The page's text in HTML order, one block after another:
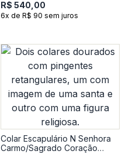
R$ 540,00
6x de R$ 90 sem juros
Colar Escapulário N Senhora
Carmo/Sagrado Coração